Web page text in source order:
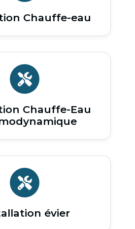
Chauffe-eau
Chauffe-Eau
évier